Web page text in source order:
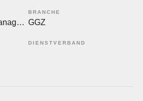
Overige beroepen management
BRANCHE
GGZ
DIENSTVERBAND